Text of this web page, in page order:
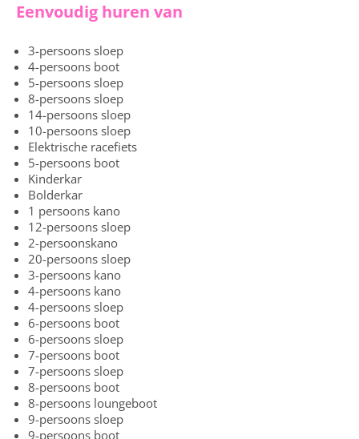
Eenvoudig huren van
3-persoons sloep
4-persoons boot
5-persoons sloep
8-persoons sloep
14-persoons sloep
10-persoons sloep
Elektrische racefiets
5-persoons boot
Kinderkar
Bolderkar
1 persoons kano
12-persoons sloep
2-persoonskano
20-persoons sloep
3-persoons kano
4-persoons kano
4-persoons sloep
6-persoons boot
6-persoons sloep
7-persoons boot
7-persoons sloep
8-persoons boot
8-persoons loungeboot
9-persoons sloep
9-persoons boot